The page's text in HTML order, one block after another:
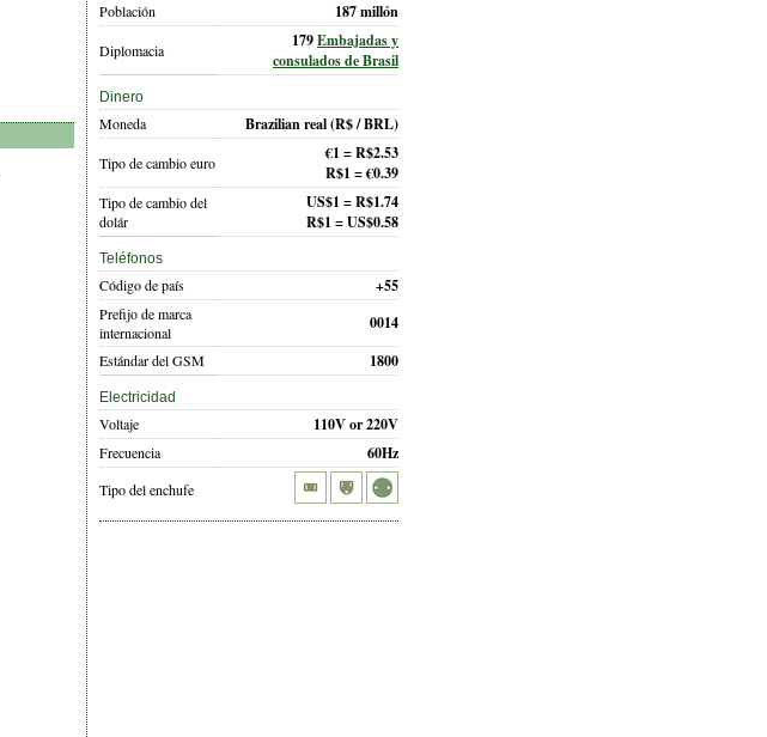
Población 187 millón
Diplomacia 179Embajadas y
consulados de Brasil
Dinero
Moneda Brazilian real(R$ / BRL)
Tipo de cambio euro
€1 = R$2.53
R$1 = €0.39
Tipo de cambio del
dolár
US$1 = R$1.74
R$1 = US$0.58
Teléfonos
Código de país +55
Prefijo de marca
internacional
0014
Estándar del GSM 1800
Electricidad
Voltaje 110V or 220V
Frecuencia 60Hz
Tipo del enchufe